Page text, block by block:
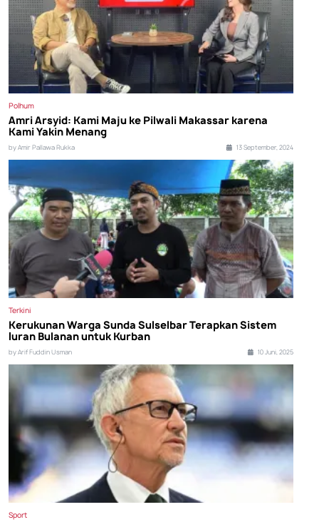
Polhum
Amri Arsyid: Kami Maju ke Pilwali Makassar karena
Kami Yakin Menang
by Amir Pallawa Rukka 13 September, 2024
Terkini
Kerukunan Warga Sunda Sulselbar Terapkan Sistem
Iuran Bulanan untuk Kurban
by Arif Fuddin Usman 10 Juni, 2025
Sport